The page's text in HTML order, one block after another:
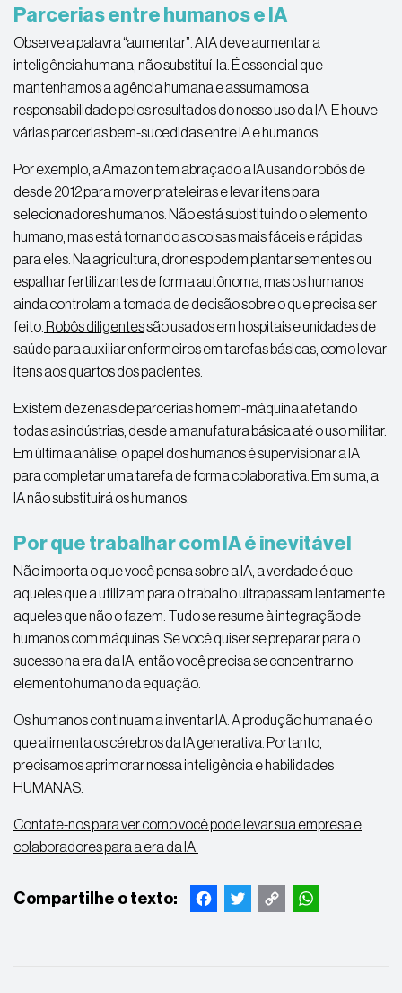
Parcerias entre humanos e IA
Observe a palavra “aumentar”. A IA deve aumentar a
inteligência humana, não substituí-la. É essencial que
mantenhamos a agência humana e assumamos a
responsabilidade pelos resultados do nosso uso da IA. E houve
várias parcerias bem-sucedidas entre IA e humanos.
Por exemplo, a Amazon tem abraçado a IA usando robôs de
desde 2012 para mover prateleiras e levar itens para
selecionadores humanos. Não está substituindo o elemento
humano, mas está tornando as coisas mais fáceis e rápidas
para eles. Na agricultura, drones podem plantar sementes ou
espalhar fertilizantes de forma autônoma, mas os humanos
ainda controlam a tomada de decisão sobre o que precisa ser
feito. Robôs diligentessão usados ​​em hospitais e unidades de
saúde para auxiliar enfermeiros em tarefas básicas, como levar
itens aos quartos dos pacientes.
Existem dezenas de parcerias homem-máquina afetando
todas as indústrias, desde a manufatura básica até o uso militar.
Em última análise, o papel dos humanos é supervisionar a IA
para completar uma tarefa de forma colaborativa. Em suma, a
IA não substituirá os humanos.
Por que trabalhar com IA é inevitável
Não importa o que você pensa sobre a IA, a verdade é que
aqueles que a utilizam para o trabalho ultrapassam lentamente
aqueles que não o fazem. Tudo se resume à integração de
humanos com máquinas. Se você quiser se preparar para o
sucesso na era da IA, então você precisa se concentrar no
elemento humano da equação.
Os humanos continuam a inventar IA. A produção humana é o
que alimenta os cérebros da IA ​​generativa. Portanto,
precisamos aprimorar nossa inteligência e habilidades
HUMANAS.
Contate-nos para ver como você pode levar sua empresa e
colaboradores para a era da IA.
FacebookTwitterCopy
WhatsApp